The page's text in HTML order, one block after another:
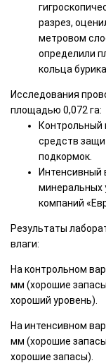
разрез,
метровом
определили
кольца
Исследования
площадью 0,072 га:
Контрольный
средств
подкормок.
Интенсивный
минеральных
компаний
Результаты
влаги:
На контрольном
мм (хорошие
хороший уровень).
На интенсивном
мм (хорошие
хорошие запасы).